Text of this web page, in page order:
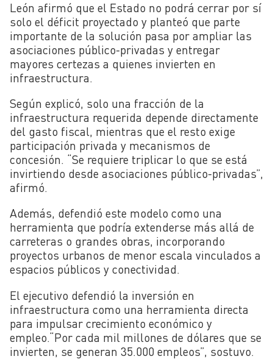
León afirmó que el Estado no podrá cerrar por sí
solo el déficit proyectado y planteó que parte
importante de la solución pasa por ampliar las
asociaciones público-privadas y entregar
mayores certezas a quienes invierten en
infraestructura.
Según explicó, solo una fracción de la
infraestructura requerida depende directamente
del gasto fiscal, mientras que el resto exige
participación privada y mecanismos de
concesión. “Se requiere triplicar lo que se está
invirtiendo desde asociaciones público-privadas”,
afirmó.
Además, defendió este modelo como una
herramienta que podría extenderse más allá de
carreteras o grandes obras, incorporando
proyectos urbanos de menor escala vinculados a
espacios públicos y conectividad.
El ejecutivo defendió la inversión en
infraestructura como una herramienta directa
para impulsar crecimiento económico y
empleo.“Por cada mil millones de dólares que se
invierten, se generan 35.000 empleos”, sostuvo.